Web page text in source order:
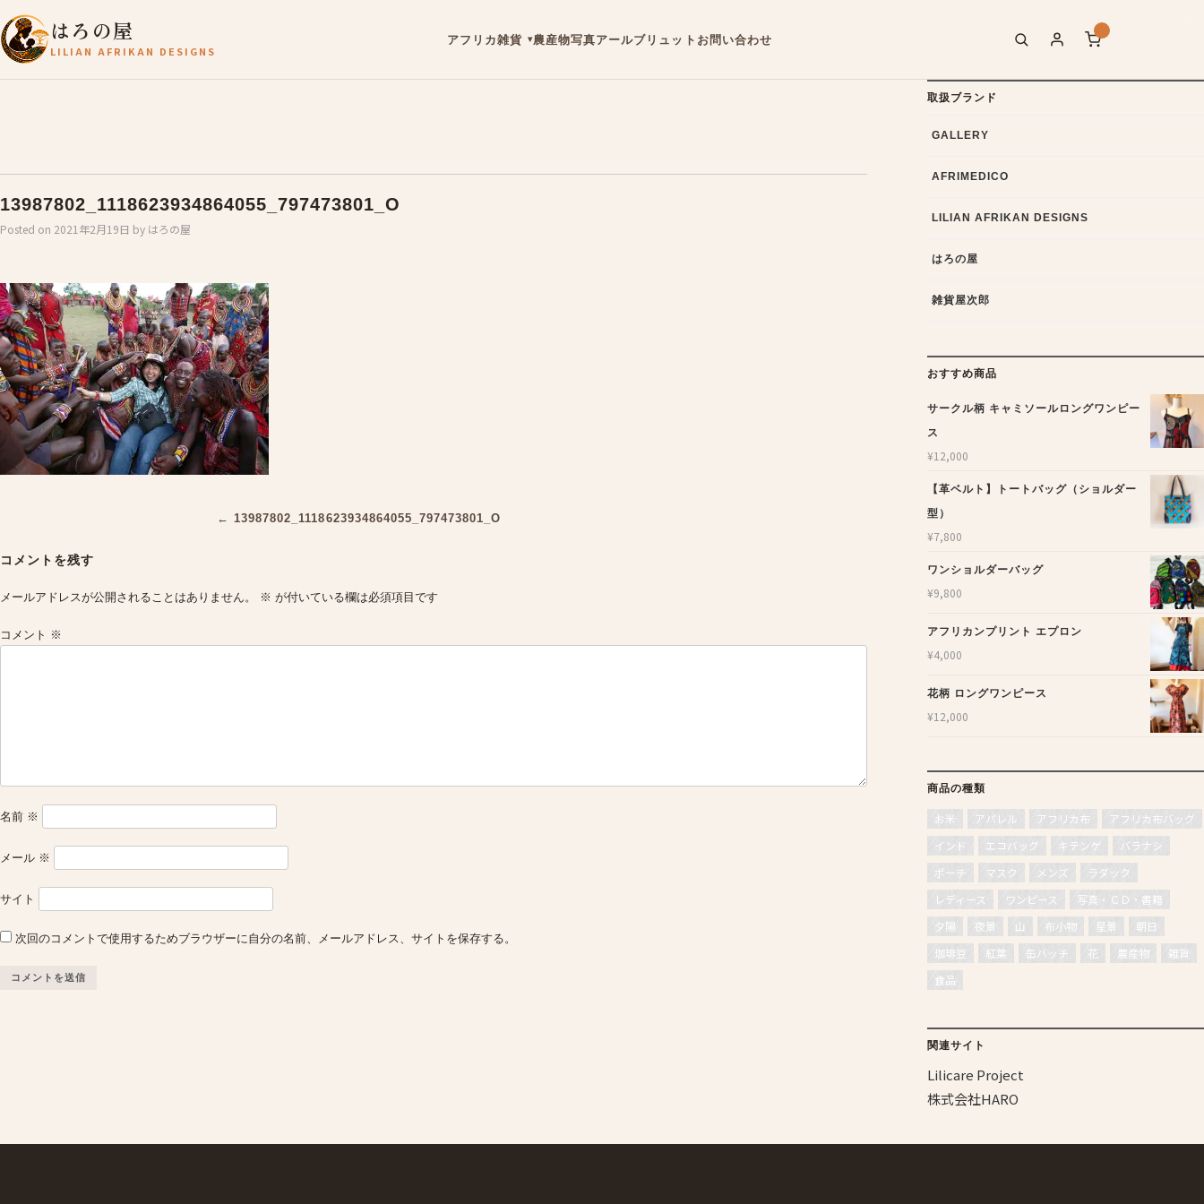
はろの屋
LILIAN AFRIKAN DESIGNS
アフリカ雑貨 農産物写真アールブリュット お問い合わせ
13987802_1118623934864055_797473801_O
Posted on 2021年2月19日 by はろの屋
← 13987802_1118623934864055_797473801_O
コメントを残す
メールアドレスが公開されることはありません。 ※ が付いている欄は必須項目です
コメント ※
名前 ※
メール ※
サイト
次回のコメントで使用するためブラウザーに自分の名前、メールアドレス、サイトを保存する。
取扱ブランド
GALLERY
AFRIMEDICO
LILIAN AFRIKAN DESIGNS
はろの屋
雑貨屋次郎
おすすめ商品
サークル柄 キャミソールロングワンピー
ス
¥12,000
【革ベルト】トートバッグ（ショルダー
型）
¥7,800
ワンショルダーバッグ
¥9,800
アフリカンプリント エプロン
¥4,000
花柄 ロングワンピース
¥12,000
商品の種類
お米 アパレル アフリカ布
アフリカ布バッグ
インド
エコバッグ キテンゲ
バラナシ
ポーチ
マスク メンズ
ラダック
レディース
ワンピース
写真・ＣＤ・書籍
夕陽
夜景 山 布小物 星景
朝日
珈琲豆
紅葉 缶バッチ 花 農産物
雑貨
食品
関連サイト
Lilicare Project
株式会社HARO